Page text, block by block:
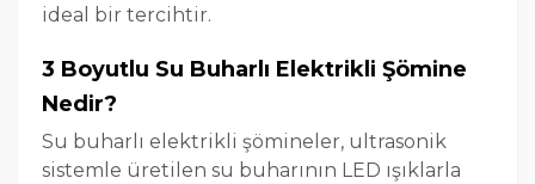
ideal bir tercihtir.
3 Boyutlu Su Buharlı Elektrikli Şömine
Nedir?
Su buharlı elektrikli şömineler, ultrasonik
sistemle üretilen su buharının LED ışıklarla